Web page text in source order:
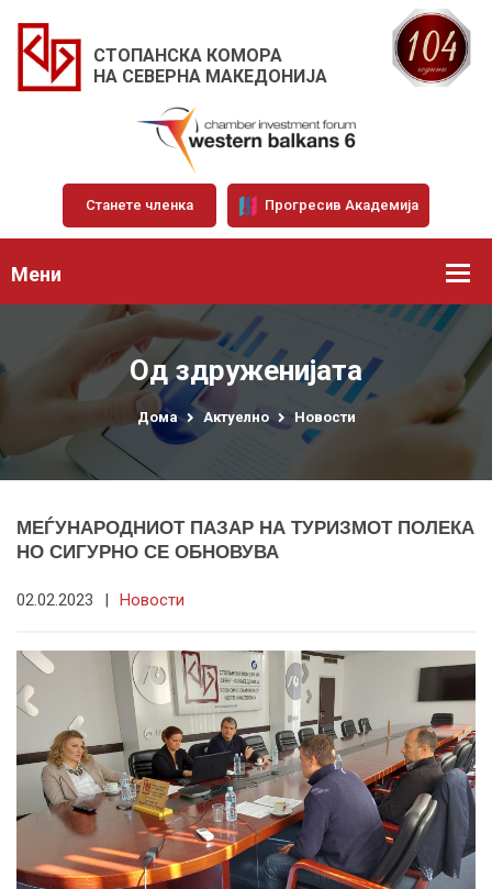
СТОПАНСКА КОМОРА
НА СЕВЕРНА МАКЕДОНИЈА
Станете членка Прогресив Академија
Мени
Од здруженијата
Дома Актуелно Новости
МЕЃУНАРОДНИОТ ПАЗАР НА ТУРИЗМОТ ПОЛЕКА
НО СИГУРНО СЕ ОБНОВУВА
02.02.2023 | Новости